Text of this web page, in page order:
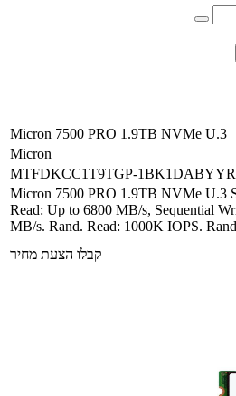
Micron 7500 PRO 1.9TB NVMe U.3
Micron
MTFDKCC1T9TGP-1BK1DABYYR
Micron 7500 PRO 1.9TB NVMe U.3
Read: Up to 6800 MB/s, Sequential
MB/s. Rand. Read: 1000K IOPS.
קבלו הצעת מחיר